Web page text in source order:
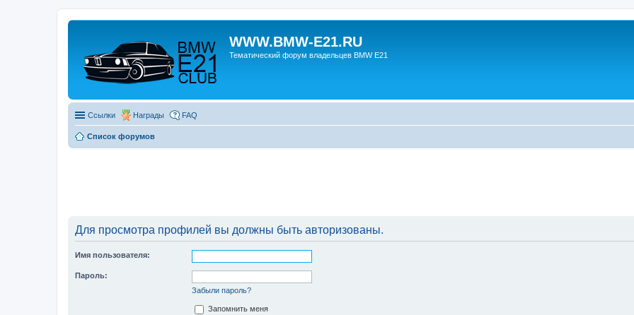
WWW.BMW-E21.RU
Тематический форум владельцев BMW E21
Ссылки Награды FAQ
Список форумов
Для просмотра профилей вы должны быть авторизованы.
Имя пользователя:
Пароль:
Забыли пароль?
Запомнить меня